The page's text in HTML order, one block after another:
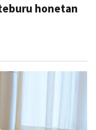
honetan